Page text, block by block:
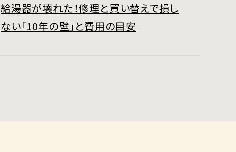
給湯器が壊れた！修理と買い替えで損し
ない「10年の壁」と費用の目安